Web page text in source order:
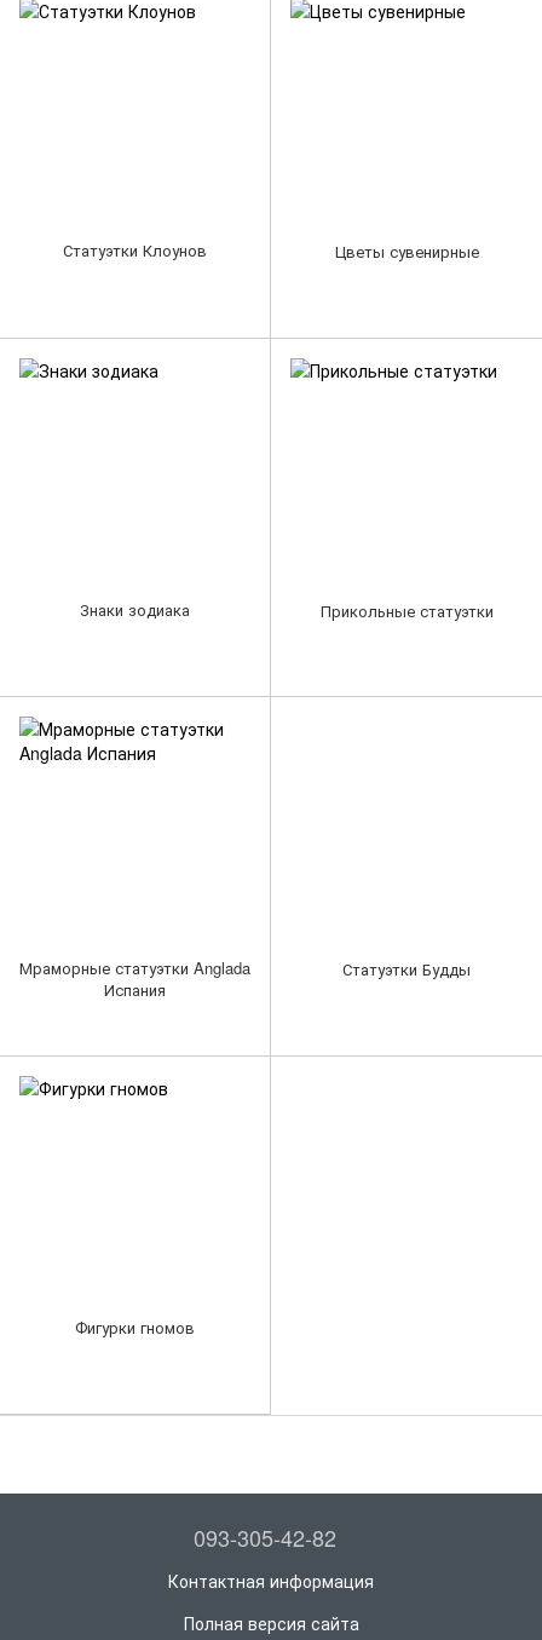
Статуэтки Клоунов Цветы сувенирные
Знаки зодиака Прикольные статуэтки
Мраморные статуэтки Anglada
Испания
Статуэтки Будды
Фигурки гномов
093-305-42-82
Контактная информация
Полная версия сайта